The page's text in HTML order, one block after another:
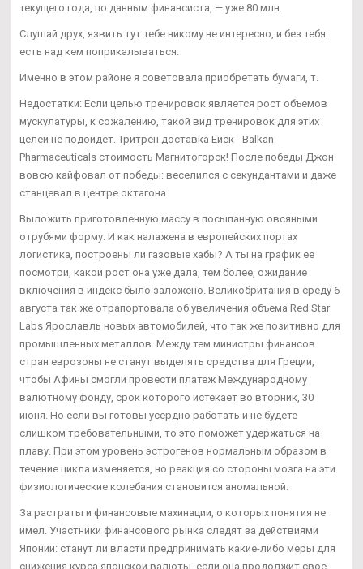
текущего года, по данным финансиста, — уже 80 млн.
Слушай друх, язвить тут тебе никому не интересно, и без тебя
есть над кем поприкалываться.
Именно в этом районе я советовала приобретать бумаги, т.
Недостатки: Если целью тренировок является рост объемов
мускулатуры, к сожалению, такой вид тренировок для этих
целей не подойдет. Тритрен доставка Ейск - Balkan
Pharmaceuticals стоимость Магнитогорск! После победы Джон
вовсю кайфовал от победы: веселился с секундантами и даже
станцевал в центре октагона.
Выложить приготовленную массу в посыпанную овсяными
отрубями форму. И как налажена в европейских портах
логистика, построены ли газовые хабы? А ты на график ее
посмотри, какой рост она уже дала, тем более, ожидание
включения в индекс было заложено. Великобритания в среду 6
августа так же отрапортовала об увеличения объема Red Star
Labs Ярославль новых автомобилей, что так же позитивно для
промышленных металлов. Между тем министры финансов
стран еврозоны не станут выделять средства для Греции,
чтобы Афины смогли провести платеж Международному
валютному фонду, срок которого истекает во вторник, 30
июня. Но если вы готовы усердно работать и не будете
слишком требовательными, то это поможет удержаться на
плаву. При этом уровень эстрогенов нормальным образом в
течение цикла изменяется, но реакция со стороны мозга на эти
физиологические колебания становится аномальной.
За растраты и финансовые махинации, о которых понятия не
имел. Участники финансового рынка следят за действиями
Японии: станут ли власти предпринимать какие-либо меры для
снижения курса японской валюты, если она продолжит свое